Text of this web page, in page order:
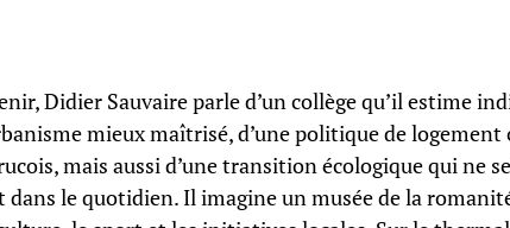
Didier Sauvaire parle d’un collège qu’il estime
mieux maîtrisé, d’une politique de
mais aussi d’une transition écologique qui ne
dans le quotidien. Il imagine un musée de la